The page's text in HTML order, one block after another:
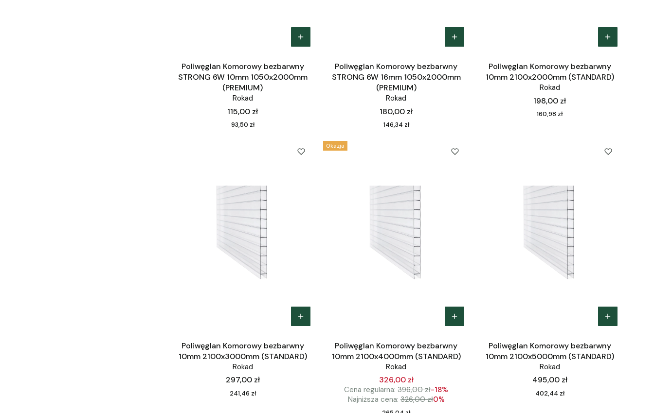
Poliwęglan Komorowy bezbarwny
STRONG 6W 10mm 1050x2000mm
(PREMIUM)
Rokad
Cena
115,00 zł
Cena
93,50 zł
Poliwęglan Komorowy bezbarwny
STRONG 6W 16mm 1050x2000mm
(PREMIUM)
Rokad
Cena
180,00 zł
Cena
146,34 zł
Poliwęglan Komorowy bezbarwny
10mm 2100x2000mm (STANDARD)
Rokad
Cena
198,00 zł
Cena
160,98 zł
Poliwęglan Komorowy bezbarwny
10mm 2100x3000mm (STANDARD)
Rokad
Cena
297,00 zł
Cena
241,46 zł
Okazja
Poliwęglan Komorowy bezbarwny
10mm 2100x4000mm (STANDARD)
Rokad
326,00 zł
Cena regularna: 396,00 zł-18%
Najniższa cena: 326,00 zł0%
Poliwęglan Komorowy bezbarwny
10mm 2100x5000mm (STANDARD)
Rokad
Cena
495,00 zł
Cena
402,44 zł